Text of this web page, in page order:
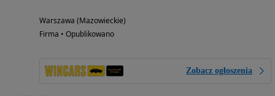
Warszawa (Mazowieckie)
Firma • Opublikowano
Zobacz ogłoszenia